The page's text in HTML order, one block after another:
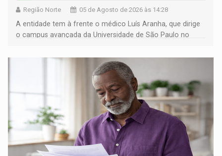
Região Norte 05 de Agosto de 2026 às 14:28
A entidade tem à frente o médico Luís Aranha, que dirige
o campus avançada da Universidade de São Paulo no